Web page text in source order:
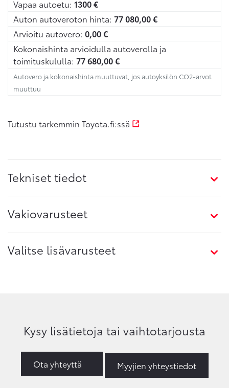
Vapaa autoetu: 1300€
Auton autoveroton hinta: 77 080,00€
Arvioitu autovero: 0,00€
Kokonaishinta arvioidulla autoverolla ja
toimituskululla: 77 680,00€
Autovero ja kokonaishinta muuttuvat, jos autoyksilön CO2-arvot
muuttuu
Tutustu tarkemmin Toyota.fi:ssä
Tekniset tiedot
Vakiovarusteet
Valitse lisävarusteet
Kysy lisätietoja tai vaihtotarjousta
Ota yhteyttä Myyjien yhteystiedot